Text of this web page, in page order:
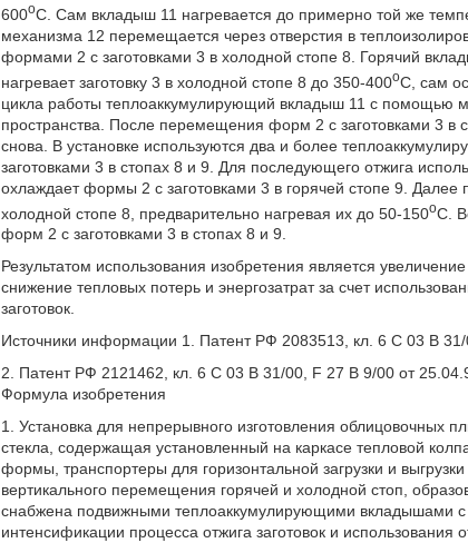
600oС. Сам вкладыш 11 нагревается до примерно той же
механизма 12 перемещается через отверстия в
формами 2 с заготовками 3 в холодной стопе 8. Горячий
нагревает заготовку 3 в холодной стопе 8 до 350-400oС, сам
цикла работы теплоаккумулирующий вкладыш 11 с помощью
пространства. После перемещения форм 2 с заготовками 3 в
снова. В установке используются два и более
заготовками 3 в стопах 8 и 9. Для последующего отжига
охлаждает формы 2 с заготовками 3 в горячей стопе 9. Далее
холодной стопе 8, предварительно нагревая их до 50-150oС.
форм 2 с заготовками 3 в стопах 8 и 9.
Результатом использования изобретения является
снижение тепловых потерь и энергозатрат за счет
заготовок.
Источники информации 1. Патент РФ 2083513, кл. 6 С 03 В
2. Патент РФ 2121462, кл. 6 С 03 В 31/00, F 27 В 9/00 от
Формула изобретения
1. Установка для непрерывного изготовления
стекла, содержащая установленный на каркасе тепловой
формы, транспортеры для горизонтальной загрузки и
вертикального перемещения горячей и холодной стоп,
снабжена подвижными теплоаккумулирующими вкладышами
интенсификации процесса отжига заготовок и использования